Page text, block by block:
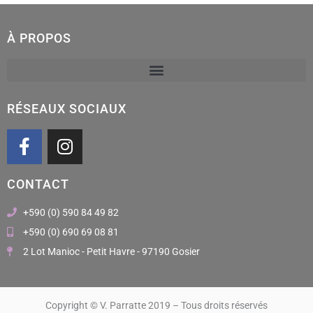
À PROPOS
RÉSEAUX SOCIAUX
F
a
e
b
o
o
k
I
n
t
a
g
r
a
CONTACT
+590 (0) 590 84 49 82
+590 (0) 690 69 08 81
2 Lot Manioc - Petit Havre - 97190 Gosier
Copyright © V. Parratte 2019 – Tous droits réservés